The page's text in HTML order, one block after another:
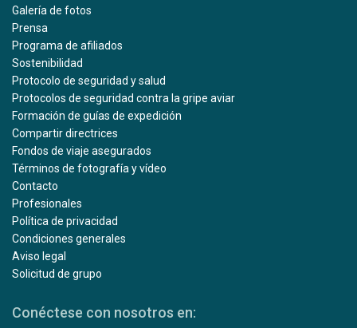
Galería de fotos
Prensa
Programa de afiliados
Sostenibilidad
Protocolo de seguridad y salud
Protocolos de seguridad contra la gripe aviar
Formación de guías de expedición
Compartir directrices
Fondos de viaje asegurados
Términos de fotografía y vídeo
Contacto
Profesionales
Política de privacidad
Condiciones generales
Aviso legal
Solicitud de grupo
Conéctese con nosotros en: